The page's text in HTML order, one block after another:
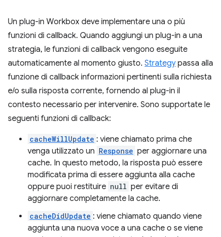
Un plug-in Workbox deve implementare una o più
funzioni di callback. Quando aggiungi un plug-in a una
strategia, le funzioni di callback vengono eseguite
automaticamente al momento giusto. Strategy passa alla
funzione di callback informazioni pertinenti sulla richiesta
e/o sulla risposta corrente, fornendo al plug-in il
contesto necessario per intervenire. Sono supportate le
seguenti funzioni di callback:
cacheWillUpdate : viene chiamato prima che
venga utilizzato un Response per aggiornare una
cache. In questo metodo, la risposta può essere
modificata prima di essere aggiunta alla cache
oppure puoi restituire null per evitare di
aggiornare completamente la cache.
cacheDidUpdate : viene chiamato quando viene
aggiunta una nuova voce a una cache o se viene